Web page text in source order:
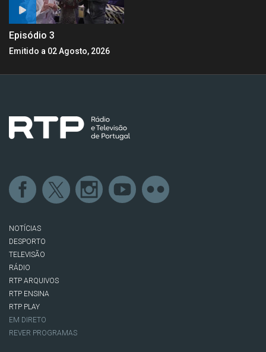
Episódio 3
Emitido a 02 Agosto, 2026
NOTÍCIAS
DESPORTO
TELEVISÃO
RÁDIO
RTP ARQUIVOS
RTP ENSINA
RTP PLAY
EM DIRETO
REVER PROGRAMAS